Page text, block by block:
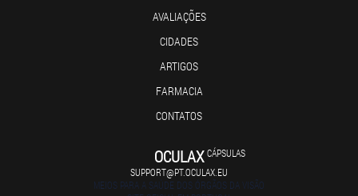
AVALIAÇÕES
CIDADES
ARTIGOS
FARMACIA
CONTATOS
OCULAX CÁPSULAS
SUPPORT@PT.OCULAX.EU
MEIOS PARA A SAÚDE DOS ÓRGÃOS DA VISÃO